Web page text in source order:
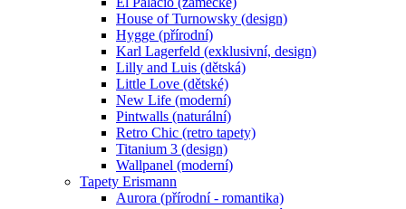
House of Turnowsky (design)
Hygge (přírodní)
Karl Lagerfeld (exklusivní, design)
Lilly and Luis (dětská)
Little Love (dětské)
New Life (moderní)
Pintwalls (naturální)
Retro Chic (retro tapety)
Titanium 3 (design)
Wallpanel (moderní)
Tapety Erismann
Aurora (přírodní - romantika)